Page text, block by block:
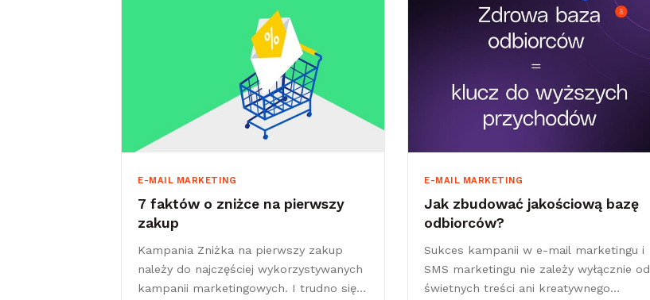
E-MAIL MARKETING
7 faktów o zniżce na pierwszy
zakup
Kampania Zniżka na pierwszy zakup
należy do najczęściej wykorzystywanych
kampanii marketingowych. I trudno się
E-MAIL MARKETING
Jak zbudować jakościową bazę
odbiorców?
Sukces kampanii w e-mail marketingu i
SMS marketingu nie zależy wyłącznie od
świetnych treści ani kreatywnego